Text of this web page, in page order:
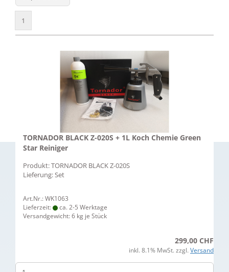
1
TORNADOR BLACK Z-020S + 1L Koch Chemie Green
Star Reiniger
Produkt: TORNADOR BLACK Z-020S
Lieferung: Set
Art.Nr.: WK1063
Lieferzeit:
ca. 2-5 Werktage
Versandgewicht:6 kg je Stück
299,00 CHF
inkl. 8.1% MwSt. zzgl. Versand